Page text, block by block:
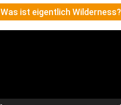
Was ist eigentlich Wilderness?